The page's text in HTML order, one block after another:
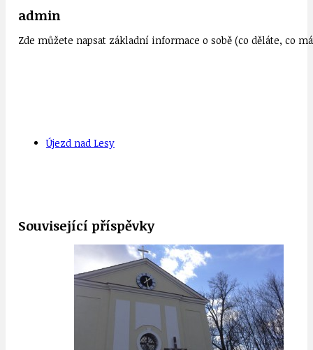
admin
Zde můžete napsat základní informace o sobě (co děláte, co
Újezd nad Lesy
Související příspěvky